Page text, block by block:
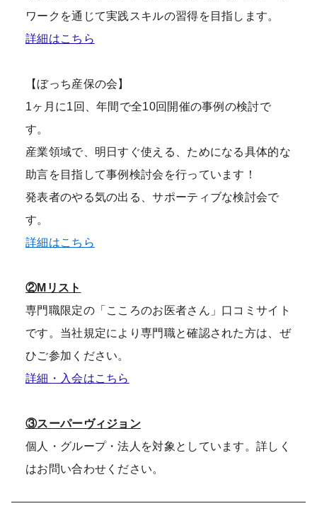
ワークを通じて実践スキルの習得を目指します。
詳細はこちら
【ぼっち産保の会】
1ヶ月に1回、年間で全10回開催の事例の検討で
す。
産業領域で、明日すぐ使える、ためになる具体的な
助言を目指して事例検討会を行っています！
発表者のやる気の出る、サポーティブな検討会で
す。
詳細はこちら
②Mリスト
専門職限定の「こころのお医者さん」口コミサイト
です。当社規定により専門職と確認された方は、ぜ
ひご参加ください。
詳細・入会はこちら
③スーパーヴィジョン
個人・グループ・法人を対象としています。詳しく
はお問い合わせください。